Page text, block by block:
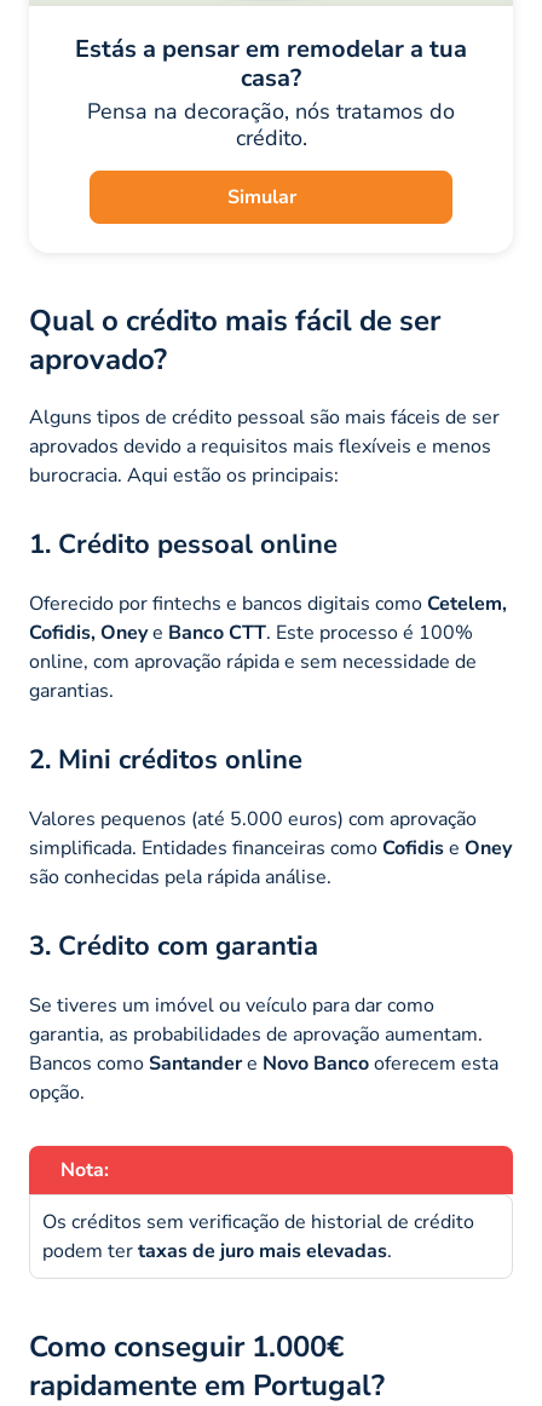
Estás a pensar em remodelar a tua
casa?
Pensa na decoração, nós tratamos do
crédito.
Simular
Qual o crédito mais fácil de ser
aprovado?
Alguns tipos de crédito pessoal são mais fáceis de ser
aprovados devido a requisitos mais flexíveis e menos
burocracia. Aqui estão os principais:
1. Crédito pessoal online
Oferecido por fintechs e bancos digitais comoCetelem,
Cofidis, Oneye Banco CTT. Este processo é 100%
online, com aprovação rápida e sem necessidade de
garantias.
2. Mini créditos online
Valores pequenos (até 5.000 euros) com aprovação
simplificada. Entidades financeiras comoCofidise Oney
são conhecidas pela rápida análise.
3. Crédito com garantia
Se tiveres um imóvel ou veículo para dar como
garantia, as probabilidades de aprovação aumentam.
Bancos comoSantandere Novo Bancooferecem esta
opção.
Nota:
Os créditos sem verificação de historial de crédito
podem tertaxas de juro mais elevadas.
Como conseguir 1.000€
rapidamente em Portugal?